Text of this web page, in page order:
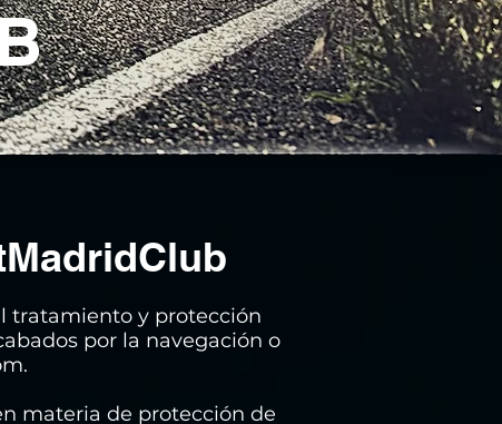
tratamiento y protección
por la navegación o
materia de protección de